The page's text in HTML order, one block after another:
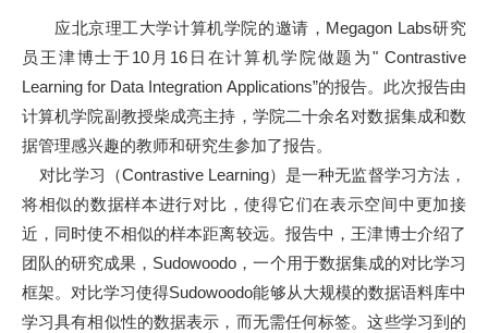
应北京理工大学计算机学院的邀请，Megagon Labs研究
员王津博士于10月16日在计算机学院做题为" Contrastive
Learning for Data Integration Applications”的报告。此次报告由
计算机学院副教授柴成亮主持，学院二十余名对数据集成和数
据管理感兴趣的教师和研究生参加了报告。
对比学习（Contrastive Learning）是一种无监督学习方法，
将相似的数据样本进行对比，使得它们在表示空间中更加接
近，同时使不相似的样本距离较远。报告中，王津博士介绍了
团队的研究成果，Sudowoodo，一个用于数据集成的对比学习
框架。对比学习使得Sudowoodo能够从大规模的数据语料库中
学习具有相似性的数据表示，而无需任何标签。这些学习到的